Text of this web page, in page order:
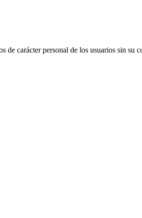
de carácter personal de los usuarios sin su